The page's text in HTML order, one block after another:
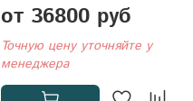
от 36800 руб
Точную цену уточняйте у
менеджера